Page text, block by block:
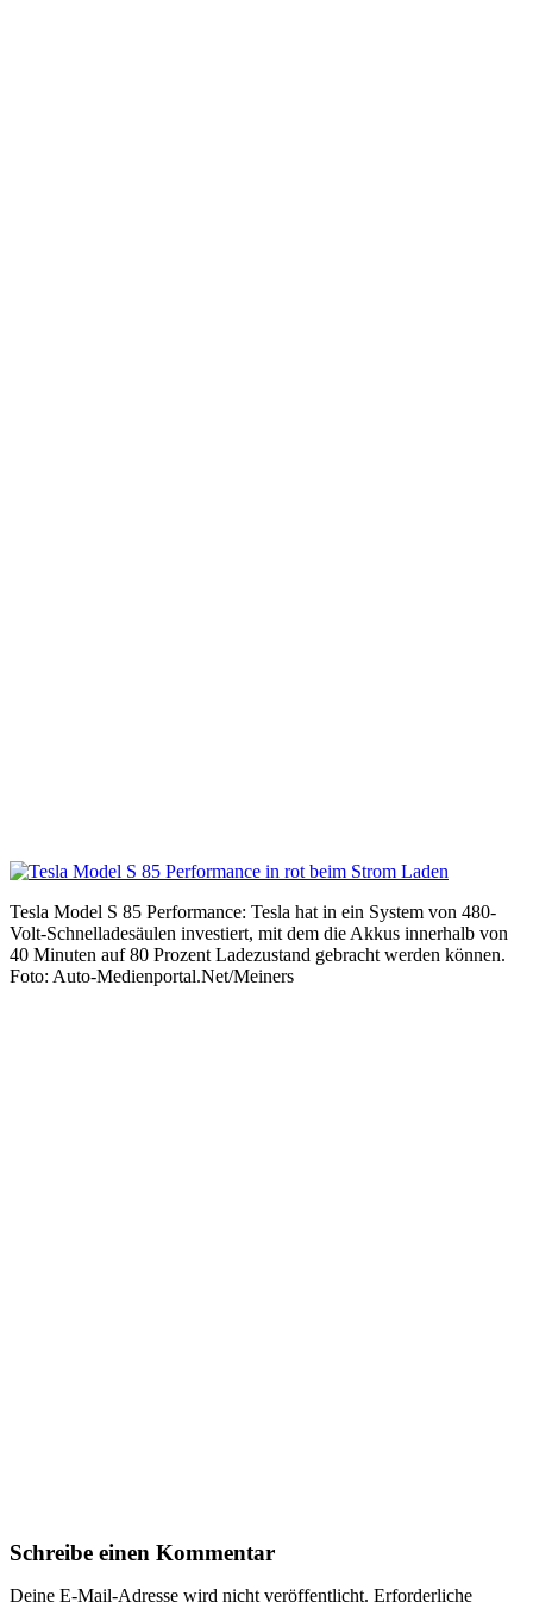
Tesla Model S 85 Performance: Tesla hat in ein System von 480-
Volt-Schnelladesäulen investiert, mit dem die Akkus innerhalb von
40 Minuten auf 80 Prozent Ladezustand gebracht werden können.
Foto: Auto-Medienportal.Net/Meiners
Schreibe einen Kommentar
Deine E-Mail-Adresse wird nicht veröffentlicht. Erforderliche